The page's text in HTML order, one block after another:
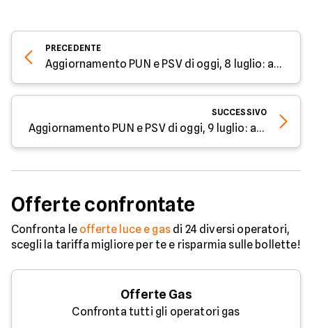
PRECEDENTE
Aggiornamento PUN e PSV di oggi, 8 luglio: aumento del costo di energia e gas
SUCCESSIVO
Aggiornamento PUN e PSV di oggi, 9 luglio: ancora su i prezzi di luce e gas
Offerte confrontate
Confronta le offerte luce e gasdi 24 diversi operatori,
scegli la tariffa migliore per te e risparmia sulle bollette!
Offerte Gas
Confronta tutti gli operatori gas